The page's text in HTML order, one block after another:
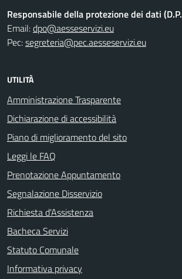
Responsabile della protezione dei dati
Email:dpo@aesseservizi.eu
Pec:segreteria@pec.aesseservizi.eu
UTILITÀ
Amministrazione Trasparente
Dichiarazione di accessibilità
Piano di miglioramento del sito
Leggi le FAQ
Prenotazione Appuntamento
Segnalazione Disservizio
Richiesta d'Assistenza
Bacheca Servizi
Statuto Comunale
Informativa privacy